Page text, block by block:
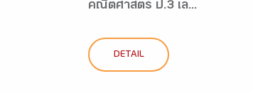
คณิตศาสตร์ ป.3 เล...
DETAIL